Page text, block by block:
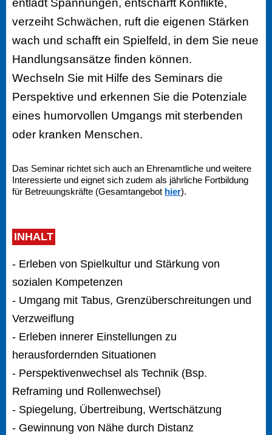
verzeiht Schwächen, ruft die eigenen Stärken
wach und schafft ein Spielfeld, in dem Sie neue
Handlungsansätze finden können.
Wechseln Sie mit Hilfe des Seminars die
Perspektive und erkennen Sie die Potenziale
eines humorvollen Umgangs mit sterbenden
oder kranken Menschen.
Das Seminar richtet sich auch an Ehrenamtliche und weitere
Interessierte und eignet sich zudem als jährliche Fortbildung
für Betreuungskräfte (Gesamtangebot hier).
INHALT
- Erleben von Spielkultur und Stärkung von
sozialen Kompetenzen
- Umgang mit Tabus, Grenzüberschreitungen und
Verzweiflung
- Erleben innerer Einstellungen zu
herausfordernden Situationen
- Perspektivenwechsel als Technik (Bsp.
Reframing und Rollenwechsel)
- Spiegelung, Übertreibung, Wertschätzung
- Gewinnung von Nähe durch Distanz